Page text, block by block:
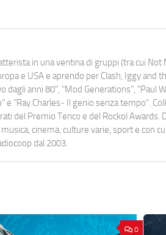
in una ventina di gruppi (tra cui
e USA e aprendo per Clash, Iggy and
dagli anni 80", "Mod Generations", "Paul
"Ray Charles- Il genio senza tempo".
del Premio Tenco e del Rockol
cinema, culture varie, sport e con
dal 2003.
0